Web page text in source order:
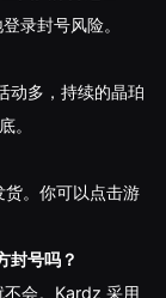
录封号风险。
动多，持续的晶珀
。
。你可以点击游
号吗？
不会。Kardz 采用